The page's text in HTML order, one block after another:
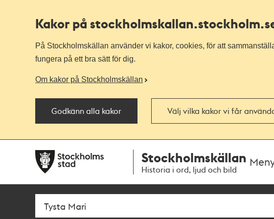
Kakor på stockholmskallan
På Stockholmskällan använder vi kakor, cookies, för att
fungera på ett bra sätt för dig.
Om kakor på Stockholmskällan
Godkänn alla kakor Välj vilka kakor vi får
navigationen
huvudinnehållet
Stockholmskällan
Historia i ord, ljud och bild
Sök